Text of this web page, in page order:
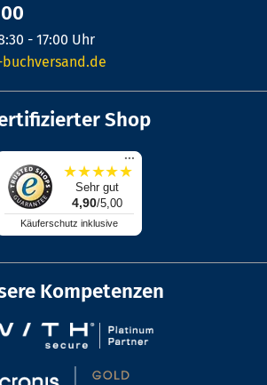
- 17:00 Uhr
Shop
...
★★★★★
Sehr gut
4,90/5,00
Käuferschutz inklusive
Kompetenzen